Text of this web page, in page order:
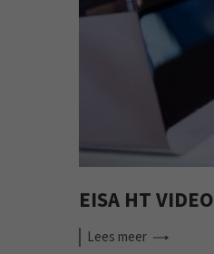
EISA HT
Lees meer